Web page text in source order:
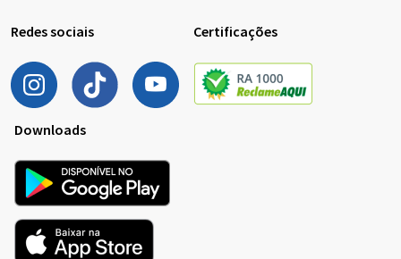
Redes sociais Certificações
Downloads